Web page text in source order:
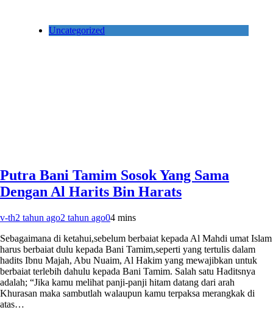
Uncategorized
Putra Bani Tamim Sosok Yang Sama
Dengan Al Harits Bin Harats
v-th2 tahun ago2 tahun ago04 mins
Sebagaimana di ketahui,sebelum berbaiat kepada Al Mahdi umat Islam
harus berbaiat dulu kepada Bani Tamim,seperti yang tertulis dalam
hadits Ibnu Majah, Abu Nuaim, Al Hakim yang mewajibkan untuk
berbaiat terlebih dahulu kepada Bani Tamim. Salah satu Haditsnya
adalah; “Jika kamu melihat panji-panji hitam datang dari arah
Khurasan maka sambutlah walaupun kamu terpaksa merangkak di
atas…